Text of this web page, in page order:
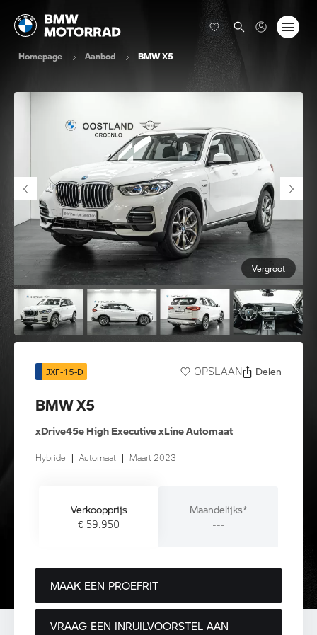
Homepage Aanbod BMW X5
Vergroot
JXF-15-D OPSLAAN Delen
BMW X5
xDrive45e High Executive xLine Automaat
Hybride | Automaat | Maart 2023
Verkoopprijs
€ 59.950
Maandelijks*
---
MAAK EEN PROEFRIT
VRAAG EEN INRUILVOORSTEL AAN